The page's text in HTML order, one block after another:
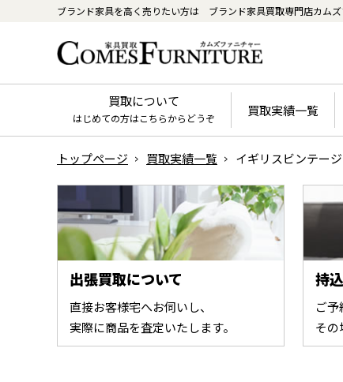
ブランド家具を高く売りたい方は ブランド家具買取専門店カム
買取について
はじめての方はこちらからどうぞ 買取実績一覧
トップページ 買取実績一覧 イギリスビンテー
出張買取について
直接お客様宅へお伺いし、
実際に商品を査定いたします。
持
ご予
その